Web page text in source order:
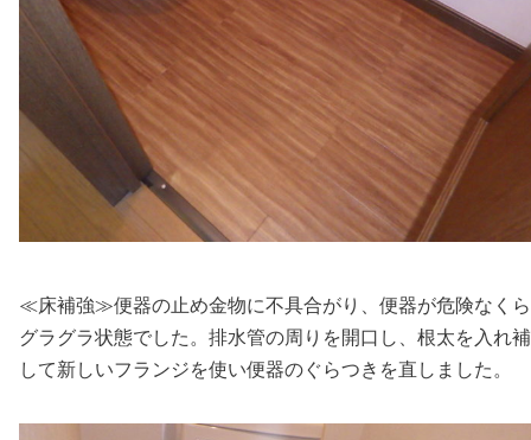
≪床補強≫便器の止め金物に不具合がり、便器が危険なく
グラグラ状態でした。排水管の周りを開口し、根太を入れ
して新しいフランジを使い便器のぐらつきを直しました。